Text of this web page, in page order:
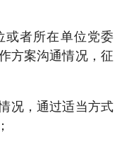
或者所在单位党委
方案沟通情况，征
况，通过适当方式